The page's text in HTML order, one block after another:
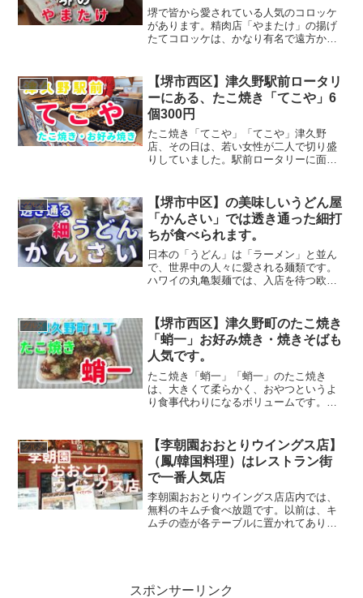
堺で皆から愛されている人気のコロッケ
があります。精肉店「やまたけ」の揚げ
たてコロッケは、かなり有名で遠方から
マニアが他府県からも来るそうです。
「やまたけ」は近くにあり...
グルメ
【堺市西区】津久野駅前ロータリ
ーにある、たこ焼き「てこや」6
個300円
たこ焼き「てこや」「てこや」津久野
店、その日は、若い女性が二人で切り盛
りしていました。駅前ロータリーに面し
ので人の行き交いが盛んな所です。コロ
ナウィルスの影響で、シャッタ...
グルメ
【堺市中区】の美味しいうどん屋
「かんさい」では透き通った細打
ちが食べられます。
日本の「うどん」は「ラーメン」と並ん
で、世界中の人々に愛される麺類です。
ハワイの丸亀製麺では、入店を待つ欧米
す。麺類には、他に蕎麦や素麺などもあ
り、それぞれ奥が深く、...
グルメ
【堺市西区】津久野町のたこ焼き
「蛸一」お好み焼き・焼きそばも
人気です。
たこ焼き「蛸一」「蛸一」のたこ焼き
は、大きくて柔らかく、おやつというよ
り食事代わりになるボリュームです。鳳
がかりの客以外にも、近隣に住んでいる
常連客は、電話予約をして取...
グルメ
【李朝園おおとりウイングス店】
（鳳/韓国料理）はレストラン街
で一番人気店
李朝園おおとりウイングス店店内では、
無料のキムチ食べ放題です。以前は、キ
ムチの壺が各テーブルに置かれてあり、
スポンサーリンク